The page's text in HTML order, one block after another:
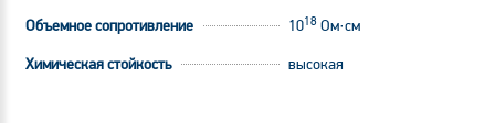
Объемное сопротивление 1018 Ом·см
Химическая стойкость высокая